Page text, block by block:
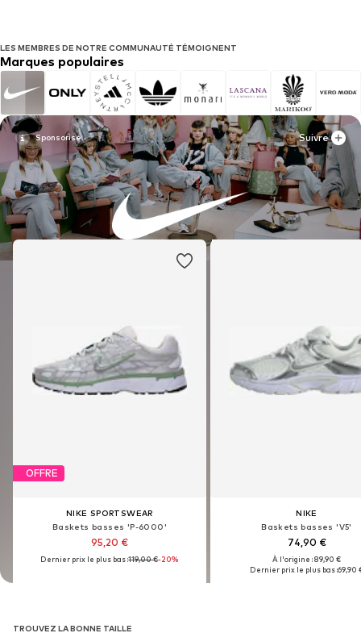
LES MEMBRES DE NOTRE COMMUNAUTÉ TÉMOIGNENT
Marques populaires
Suivre
OFFRE
NIKE SPORTSWEAR
Baskets basses 'P-6000'
95,20 €
Dernier prix le plus bas :119,00 €-20%
NIKE
Baskets basses 'V5'
74,90 €
À l'origine : 89,90 €
Dernier prix le plus bas :69,90
Suivre
OFFRE
NIKE SPORTSWEAR
Baskets basses 'P-6000'
95,20 €
Dernier prix le plus bas :119,00 €-20%
NIKE
Baskets basses 'V5'
74,90 €
À l'origine : 89,90 €
Dernier prix le plus bas :69,90
TROUVEZ LA BONNE TAILLE